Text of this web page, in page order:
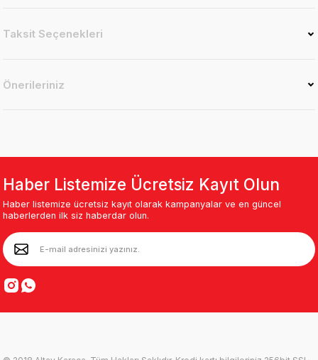
Taksit Seçenekleri
Önerileriniz
Haber Listemize Ücretsiz Kayıt Olun
Haber listemize ücretsiz kayıt olarak kampanyalar ve en güncel
haberlerden ilk siz haberdar olun.